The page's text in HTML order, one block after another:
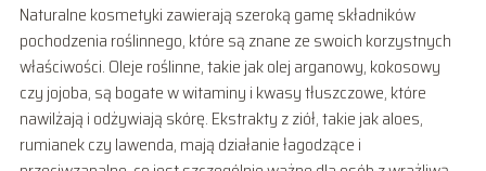
Naturalne kosmetyki zawierają szeroką gamę składników
pochodzenia roślinnego, które są znane ze swoich korzystnych
właściwości. Oleje roślinne, takie jak olej arganowy, kokosowy
czy jojoba, są bogate w witaminy i kwasy tłuszczowe, które
nawilżają i odżywiają skórę. Ekstrakty z ziół, takie jak aloes,
rumianek czy lawenda, mają działanie łagodzące i